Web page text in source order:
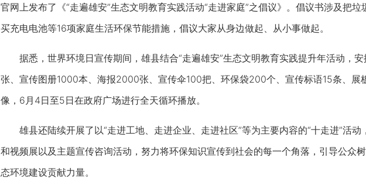
官网上发布了《“走遍雄安”生态文明教育实践活动“走进家庭”之倡议》。倡议书涉及把
买充电电池等16项家庭生活环保节能措施，倡议大家从身边做起、从小事做起。
据悉，世界环境日宣传期间，雄县结合“走遍雄安”生态文明教育实践提升年活动，
张、宣传图册1000本、海报2000张、宣传伞100把、环保袋200个、宣传标语15条、展
像，6月4日至5日在政府广场进行全天循环播放。
雄县还陆续开展了以“走进工地、走进企业、走进社区”等为主要内容的“十走进”活动
和视频展以及主题宣传咨询活动，努力将环保知识宣传到社会的每一个角落，引导公众
态环境建设贡献力量。